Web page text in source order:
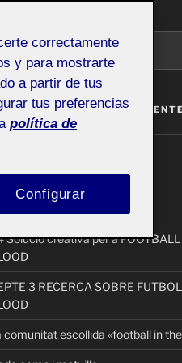
ENTRADAS
by nu
Solució creativa per a FOOTBALL
3 RECERCA SOBRE
comunitat escollida «football in
correctamente
y para mostrarte
a partir de tus
tus preferencias
política de
Configurar